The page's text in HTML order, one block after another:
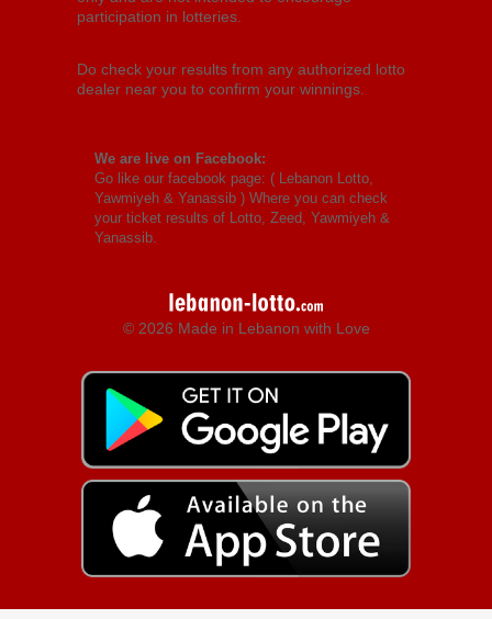
participation in lotteries.
Do check your results from any authorized lotto
dealer near you to confirm your winnings.
We are live on Facebook:
Go like our facebook page: ( Lebanon Lotto,
Yawmiyeh & Yanassib ) Where you can check
your ticket results of Lotto, Zeed, Yawmiyeh &
Yanassib.
© 2026 Made in Lebanon with Love